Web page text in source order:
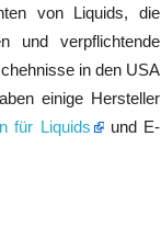
von Liquids, die
und verpflichtende
in den USA
einige Hersteller
für Liquids
und E-